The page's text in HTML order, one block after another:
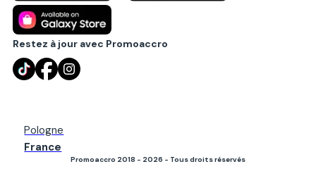
Blog
Contact
Restez à jour avec Promoaccro
Pologne
France
Promoaccro 2018 - 2026 - Tous droits réservés